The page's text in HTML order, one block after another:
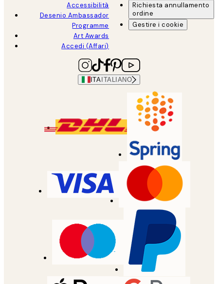
Accessibilità
Desenio Ambassador
Programme
Art Awards
Accedi (Affari)
Richiesta annullamento
ordine
Gestire i cookie
ITA ITALIANO